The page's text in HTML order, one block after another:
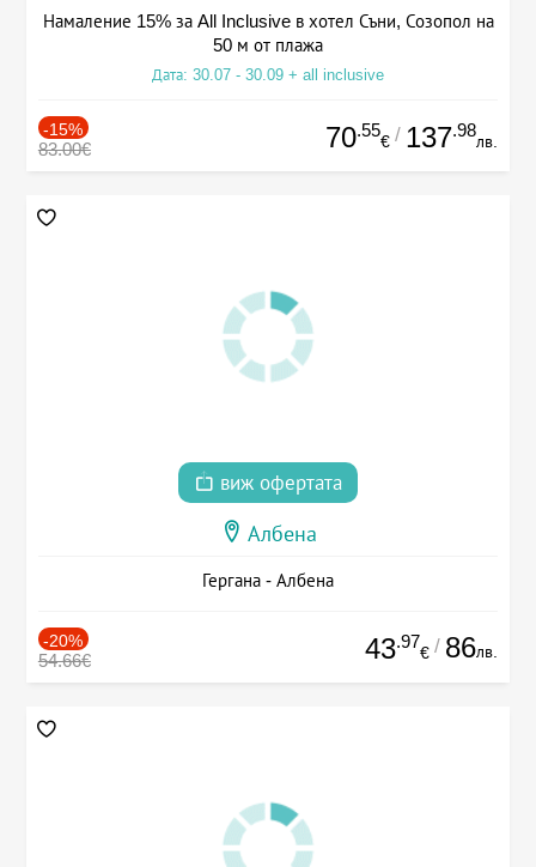
Намаление 15% за All Inclusive в хотел Съни, Созопол на
50 м от плажа
Дата: 30.07 - 30.09 + all inclusive
-15%
83.00€ 70.55
€ / 137.98
лв.
виж офертата
Албена
Гергана - Албена
-20%
54.66€ 43.97
€ / 86лв.